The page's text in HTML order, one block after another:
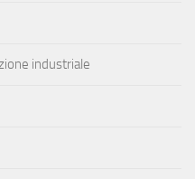
industriale